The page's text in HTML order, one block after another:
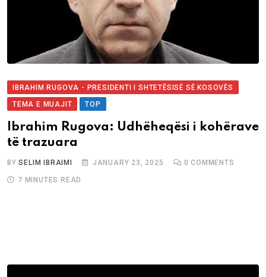
IBRAHIM RUGOVA - PRESIDENTI I SHTETËSISË SË KOSOVËS
TEMA E MUAJIT
TOP
Ibrahim Rugova: Udhëheqësi i kohërave
të trazuara
BYSELIM IBRAIMI JANUARY 23, 2025 0 COMMENTS
7 MINUTES READ